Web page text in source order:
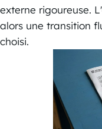
externe rigoureuse.
alors une transition
choisi.